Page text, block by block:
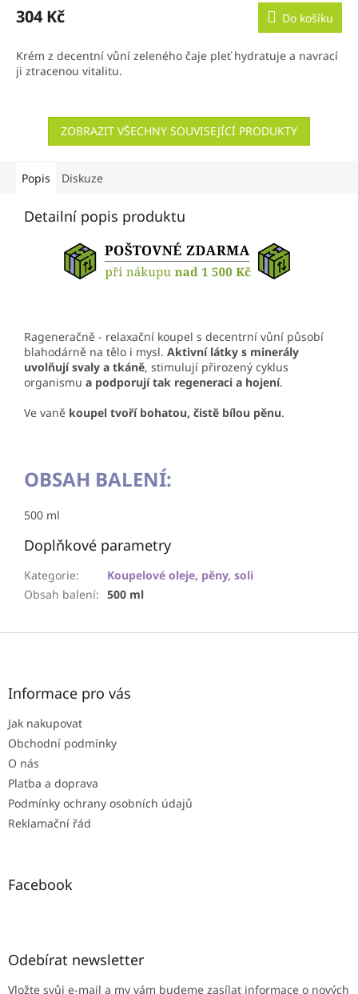
304 Kč Do košíku
Krém z decentní vůní zeleného čaje pleť hydratuje a navrací
ji ztracenou vitalitu.
ZOBRAZIT VŠECHNY SOUVISEJÍCÍ PRODUKTY
Popis Diskuze
Detailní popis produktu
Rageneračně - relaxační koupel s decentrní vůní působí
blahodárně na tělo i mysl. Aktivní látky s minerály
uvolňují svaly a tkáně, stimulují přirozený cyklus
organismu a podporují tak regeneraci a hojení.
Ve vaně koupel tvoří bohatou, čistě bílou pěnu.
OBSAH BALENÍ:
500 ml
Doplňkové parametry
Kategorie:
Koupelové oleje, pěny, soli
Obsah balení: 500 ml
Z
Informace pro vás
Jak nakupovat
Obchodní podmínky
O nás
Platba a doprava
Podmínky ochrany osobních údajů
Reklamační řád
Facebook
Odebírat newsletter
Vložte svůj e-mail a my vám budeme zasílat informace o nových